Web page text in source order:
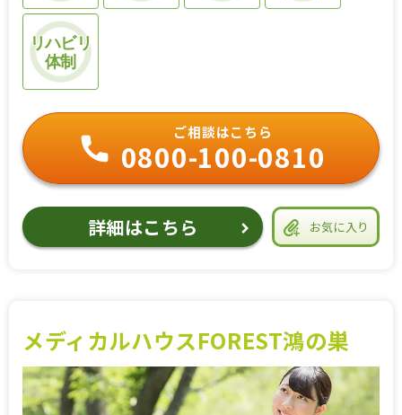
リハビリ
体制
お気に入り
ご相談はこちら
0800-100-0810
詳細はこちら
メディカルハウスFOREST鴻の巣